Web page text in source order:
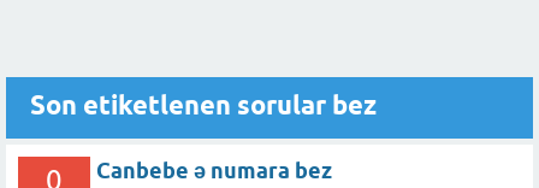
Son etiketlenen sorular bez
0 Canbebe ə numara bez